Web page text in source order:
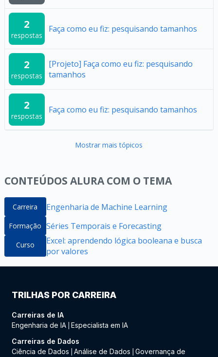
2
respostas
Faça como eu fiz: pesquisando tamanhos
2
respostas
[Projeto] Faça como eu fiz: pesquisando
tamanhos
2
respostas
Faça como eu fiz: pesquisando tamanhos
Mostrar mais tópicos
CONTEÚDOS ALURA COM O TEMA
Carreira Engenharia de Machine Learning
Formação Séries Temporais e Forecasting
Curso
Excel: aprendendo lógica booleana e busca
por valores
TRILHAS POR CARREIRA
Carreiras de IA
Engenharia de IA Especialista em IA
Carreiras de Dados
Ciência de Dados
Análise de Dados
Governança de